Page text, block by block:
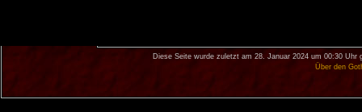
Diese Seite wurde zuletzt am 28. Januar 2024 um 00:30 Uhr
Über den